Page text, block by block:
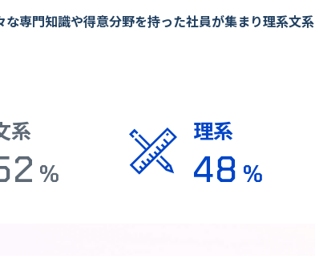
な専門知識や得意分野を持った社員が集まり理系文系
系
%
理系
48 %